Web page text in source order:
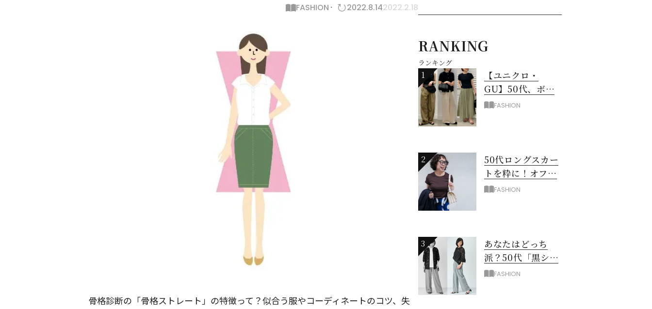
FASHION 2022.8.142022.2.18
骨格診断の「骨格ストレート」の特徴って？似合う服やコーディネートのコツ、失
RANKING
ランキング
1
【ユニクロ・
GU】50代、ボト
ムスに迷ったら！
FASHION
2
50代ロングスカー
トを粋に！オフィ
ス＆お出掛けに映
FASHION
3
あなたはどっち
派？50代「黒シア
ー×ユニクロワイ
FASHION